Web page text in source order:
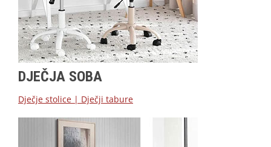
DJEČJA SOBA
Dječje stolice | Dječji tabure